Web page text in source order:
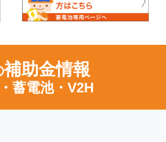
補助金情報
蓄電池・V2H